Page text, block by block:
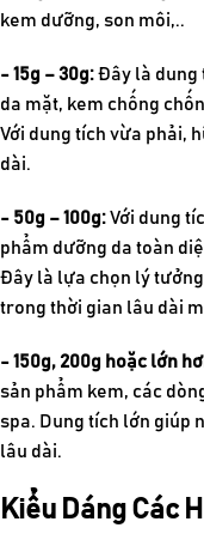
kem dưỡng, son môi,..
- 15g – 30g:Đây là dung
da mặt, kem chống
Với dung tích vừa phải,
dài.
- 50g – 100g:Với dung
phẩm dưỡng da toàn
Đây là lựa chọn lý
trong thời gian lâu dài
- 150g, 200g hoặc lớn
sản phẩm kem, các
spa. Dung tích lớn giúp
lâu dài.
Kiểu Dáng Các